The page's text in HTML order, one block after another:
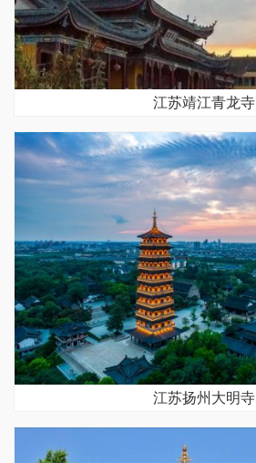
江苏靖江青龙寺
江苏扬州大明寺